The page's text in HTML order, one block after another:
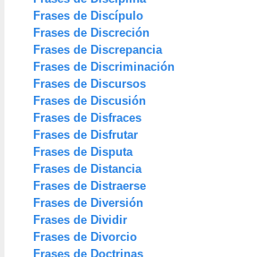
Frases de Discípulo
Frases de Discreción
Frases de Discrepancia
Frases de Discriminación
Frases de Discursos
Frases de Discusión
Frases de Disfraces
Frases de Disfrutar
Frases de Disputa
Frases de Distancia
Frases de Distraerse
Frases de Diversión
Frases de Dividir
Frases de Divorcio
Frases de Doctrinas